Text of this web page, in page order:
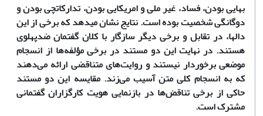
بهایی بودن، فساد، غیر ملی و امریکایی بودن، تدارکاتچی بودن و
دوگانگی شخصیت بوده است. نتایج نشان می­دهد که برخی از این
دال­ها، در تقابل و برخی دیگر سازگار با کلان گفتمان ضد‌پهلوی
هستند. در نهایت این دو مستند در برخی مؤلفه‌ها از انسجام
موضعی برخوردار نیستند و روایت‌های متناقضی ارائه می‌دهند
که به انسجام کلی متن آسیب می‌زند. مقایسه این دو مستند
حاکی از برخی تناقض‌ها در بازنمایی هویت کارگزاران گفتمانی
مشترک است.